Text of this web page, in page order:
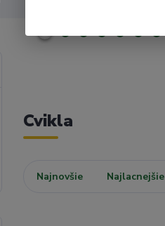
Cvikla
Najnovšie Najlacnejšie